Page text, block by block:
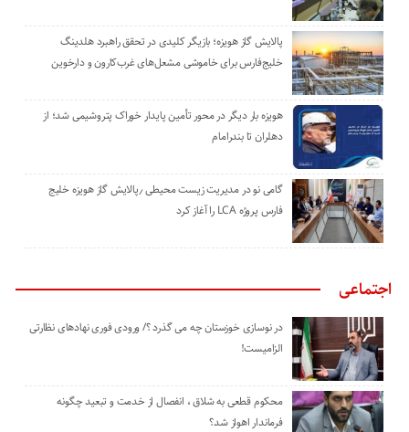
پالایش گاز هویزه؛ بازیگر کلیدی در تحقق راهبرد هلدینگ
خلیج‌فارس برای خاموشی مشعل‌های غرب‌کارون و دارخوین
هویزه بار دیگر در محور تأمین پایدار خوراک پتروشیمی شد؛ از
دهلران تا بندرامام
گامی نو در مدیریت زیست ‌محیطی ٫پالایش گاز هویزه خلیج
‌فارس پروژه LCA را آغاز کرد
اجتماعی
در نوسازی خوزستان چه می گذرد ؟/ ورودی فوری نهادهای نظارتی
الزامیست!
محکوم قطعی به شلاق ، انفصال از خدمت و تبعید چگونه
فرماندار اهواز شد؟